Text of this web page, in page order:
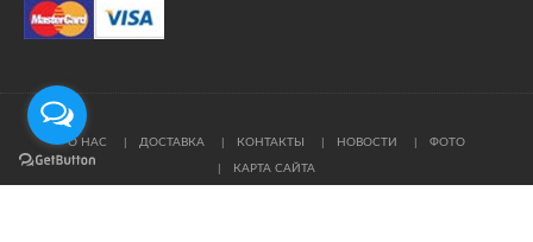
О НАС ДОСТАВКА КОНТАКТЫ НОВОСТИ ФОТО
КАРТА САЙТА